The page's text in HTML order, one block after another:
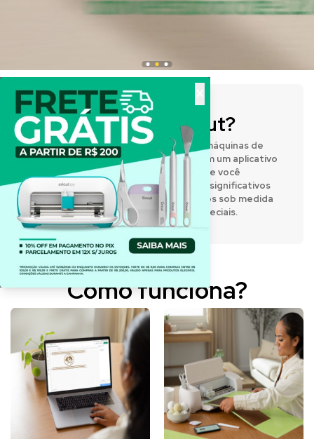
O que é a Cricut?
A Cricut® fabrica prensas térmicas e máquinas de
corte inteligentes que funcionam com um aplicativo
de design fácil de usar, permitindo que você
expresse sua criatividade e crie itens significativos
e personalizados. Desenvolva projetos sob medida
para o dia a dia e para momentos especiais.
Como funciona?